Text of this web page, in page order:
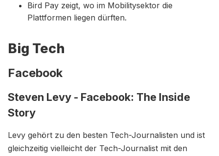
Bird Pay zeigt, wo im Mobilitysektor die
Plattformen liegen dürften.
Big Tech
Facebook
Steven Levy - Facebook: The Inside
Story
Levy gehört zu den besten Tech-Journalisten und ist
gleichzeitig vielleicht der Tech-Journalist mit den